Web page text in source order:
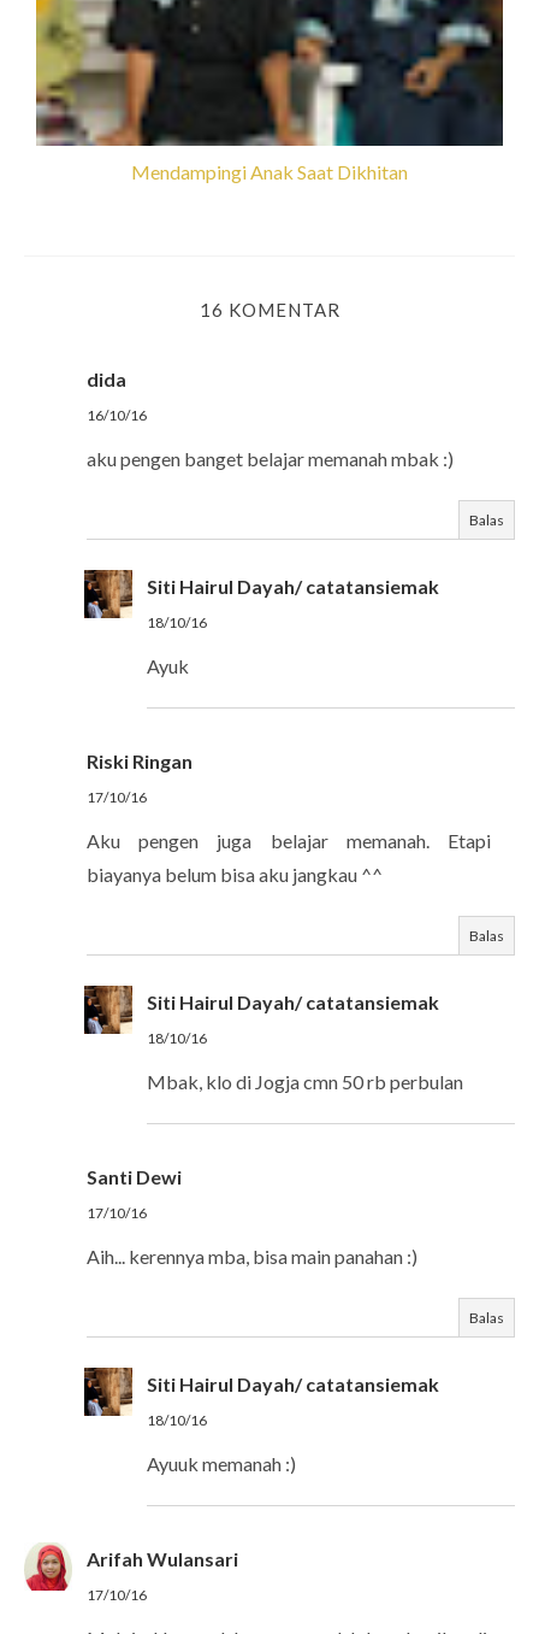
Mendampingi Anak Saat Dikhitan
16 KOMENTAR
dida
16/10/16
aku pengen banget belajar memanah mbak :)
Balas
Siti Hairul Dayah/ catatansiemak
18/10/16
Ayuk
Riski Ringan
17/10/16
Aku pengen juga belajar memanah. Etapi
biayanya belum bisa aku jangkau ^^
Balas
Siti Hairul Dayah/ catatansiemak
18/10/16
Mbak, klo di Jogja cmn 50 rb perbulan
Santi Dewi
17/10/16
Aih... kerennya mba, bisa main panahan :)
Balas
Siti Hairul Dayah/ catatansiemak
18/10/16
Ayuuk memanah :)
Arifah Wulansari
17/10/16